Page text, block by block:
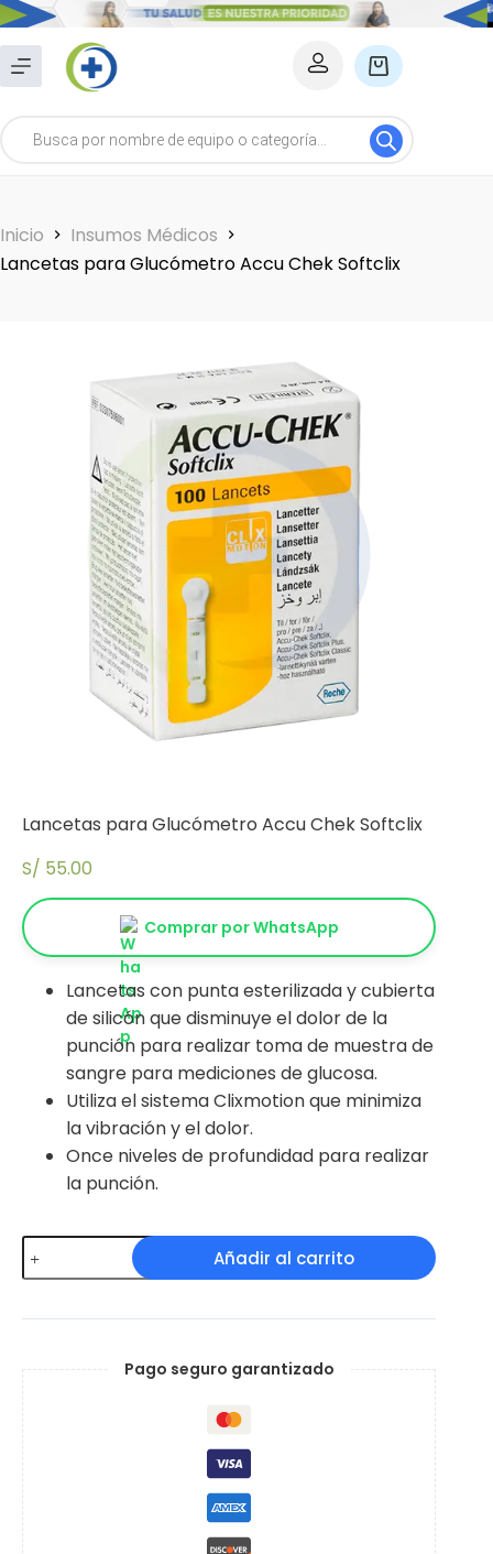
Saltar
al
contenido
Carro
compra
Inicio
Insumos Médicos
Lancetas para Glucómetro Accu Chek Softclix
Lancetas para Glucómetro Accu Chek Softclix
S/ 55.00
Comprar por WhatsApp
Lancetas con punta esterilizada y cubierta
de silicón que disminuye el dolor de la
punción para realizar toma de muestra de
sangre para mediciones de glucosa.
Utiliza el sistema Clixmotion que minimiza
la vibración y el dolor.
Once niveles de profundidad para realizar
la punción.
para
Accu
Softclix
cantidad
Añadir al carrito
Pago seguro garantizado